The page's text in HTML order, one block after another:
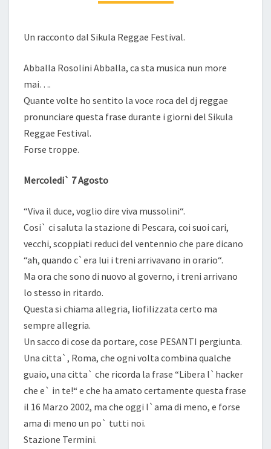
Un racconto dal Sikula Reggae Festival.
Abballa Rosolini Abballa, ca sta musica nun more
mai….
Quante volte ho sentito la voce roca del dj reggae
pronunciare questa frase durante i giorni del Sikula
Reggae Festival.
Forse troppe.
Mercoledi` 7 Agosto
“Viva il duce, voglio dire viva mussolini“.
Cosi` ci saluta la stazione di Pescara, coi suoi cari,
vecchi, scoppiati reduci del ventennio che pare dicano
“ah, quando c`era lui i treni arrivavano in orario“.
Ma ora che sono di nuovo al governo, i treni arrivano
lo stesso in ritardo.
Questa si chiama allegria, liofilizzata certo ma
sempre allegria.
Un sacco di cose da portare, cose PESANTI pergiunta.
Una citta`, Roma, che ogni volta combina qualche
guaio, una citta` che ricorda la frase “Libera l`hacker
che e` in te!“ e che ha amato certamente questa frase
il 16 Marzo 2002, ma che oggi l`ama di meno, e forse
ama di meno un po` tutti noi.
Stazione Termini.